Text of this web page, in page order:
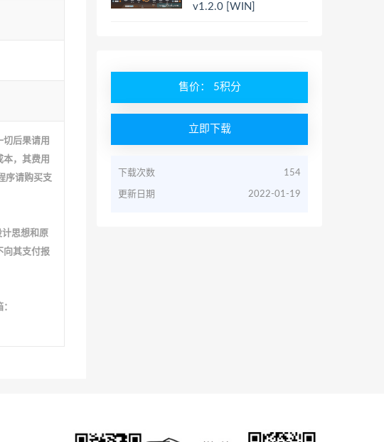
后果请用
本，其费用
序请购买支
思想和原
向其支付报
v1.2.0 [WIN]
售价： 5积分
立即下载
下载次数 154
更新日期 2022-01-19